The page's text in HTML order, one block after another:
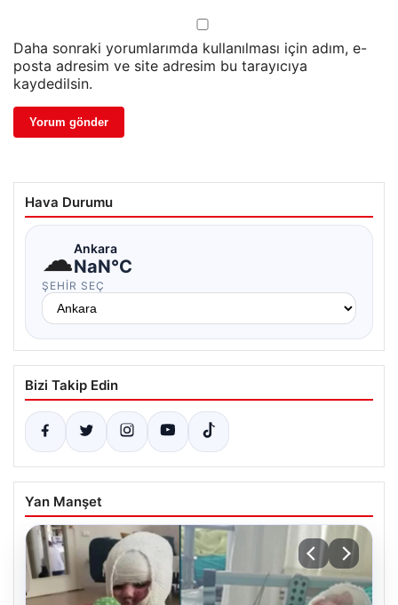
Daha sonraki yorumlarımda kullanılması için adım, e-
posta adresim ve site adresim bu tarayıcıya
kaydedilsin.
Hava Durumu
☁Ankara
NaN°C
ŞEHIR SEÇ
Bizi Takip Edin
Yan Manşet